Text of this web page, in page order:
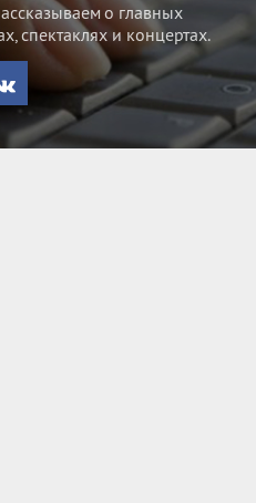
о главных
спектаклях и концертах.